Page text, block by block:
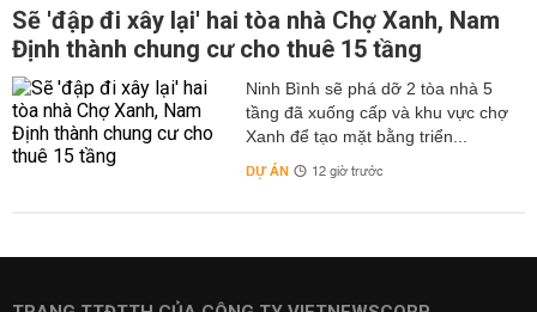
Sẽ 'đập đi xây lại' hai tòa nhà Chợ Xanh, Nam
Định thành chung cư cho thuê 15 tầng
Ninh Bình sẽ phá dỡ 2 tòa nhà 5
tầng đã xuống cấp và khu vực chợ
Xanh để tạo mặt bằng triển...
DỰ ÁN 12 giờ trước